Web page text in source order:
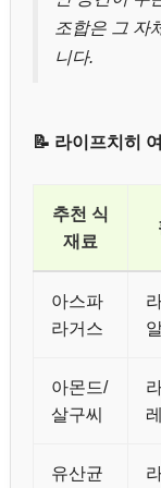
조합은 그 자
니다.
📝 라이프치히
추천 식
재료
아스파
라거스
아몬드/
살구씨
유산균